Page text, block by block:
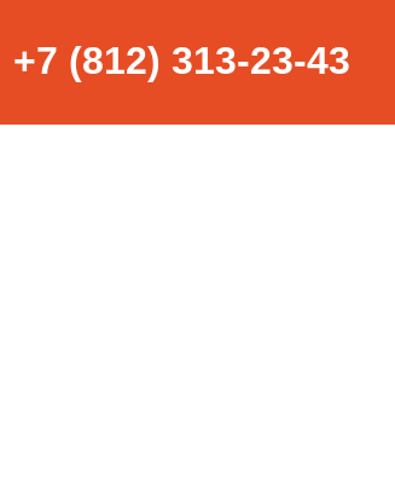
+7 (812) 313-23-43